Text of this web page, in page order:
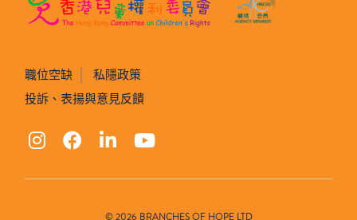
職位空缺
私隱政策
投訴、表揚與意見反饋
© 2026 BRANCHES OF HOPE LTD